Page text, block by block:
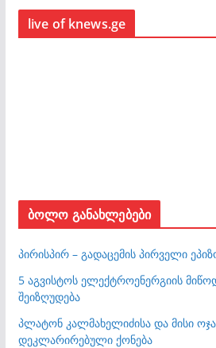
live of knews.ge
ბოლო განახლებები
პირისპირ – გადაცემის პირველი
5 აგვისტოს ელექტროენერგიის
შეიზღუდება
პლატონ კალმახელიძისა და მისი
დეკლარირებული ქონება